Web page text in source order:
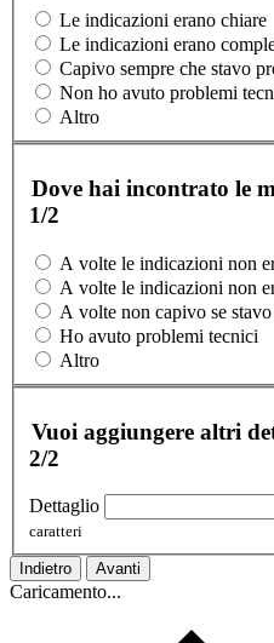
Le indicazioni erano chiare
Le indicazioni erano
Capivo sempre che stavo
Non ho avuto problemi
Altro
Dove hai incontrato le
1/2
A volte le indicazioni non
A volte le indicazioni non
A volte non capivo se
Ho avuto problemi tecnici
Altro
Vuoi aggiungere altri
2/2
Dettaglio
caratteri
Indietro Avanti
Caricamento...